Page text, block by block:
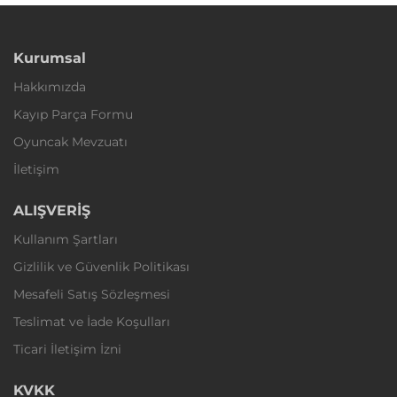
Kurumsal
Hakkımızda
Kayıp Parça Formu
Oyuncak Mevzuatı
İletişim
ALIŞVERİŞ
Kullanım Şartları
Gizlilik ve Güvenlik Politikası
Mesafeli Satış Sözleşmesi
Teslimat ve İade Koşulları
Ticari İletişim İzni
KVKK